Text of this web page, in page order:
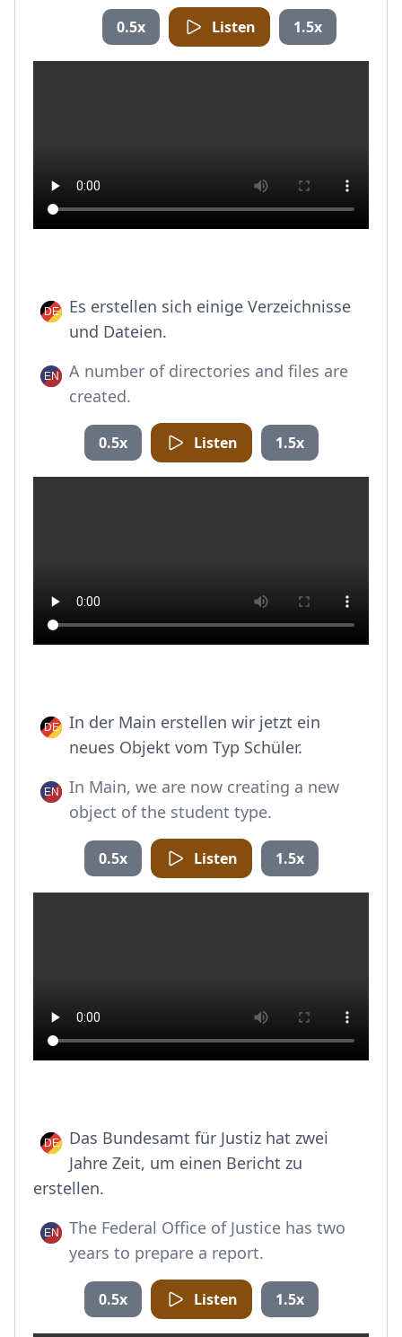
0.5x Listen 1.5x
Es erstellen sich einige Verzeichnisse
und Dateien.
A number of directories and files are
created.
0.5x Listen 1.5x
In der Main erstellen wir jetzt ein
neues Objekt vom Typ Schüler.
In Main, we are now creating a new
object of the student type.
0.5x Listen 1.5x
Das Bundesamt für Justiz hat zwei
Jahre Zeit, um einen Bericht zu
erstellen.
The Federal Office of Justice has two
years to prepare a report.
0.5x Listen 1.5x